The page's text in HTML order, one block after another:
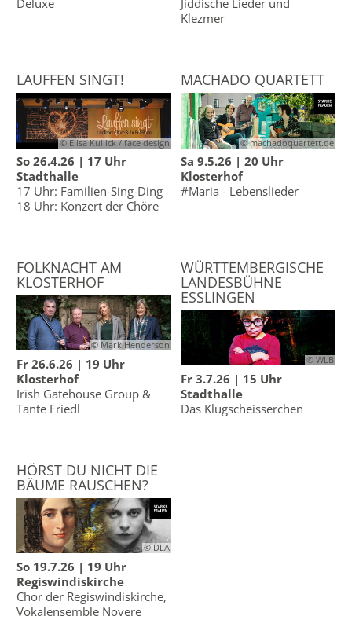
Deluxe
Jiddische Lieder und
Klezmer
LAUFFEN SINGT!
© Elisa Kullick / face design
So 26.4.26 | 17 Uhr
Stadthalle
17 Uhr: Familien-Sing-Ding
18 Uhr: Konzert der Chöre
MACHADO QUARTETT
© machadoquartett.de
Sa 9.5.26 | 20 Uhr
Klosterhof
#Maria - Lebenslieder
FOLKNACHT AM
KLOSTERHOF
© Mark Henderson
Fr 26.6.26 | 19 Uhr
Klosterhof
Irish Gatehouse Group &
Tante Friedl
WÜRTTEMBERGISCHE
LANDESBÜHNE
ESSLINGEN
© WLB
Fr 3.7.26 | 15 Uhr
Stadthalle
Das Klugscheisserchen
HÖRST DU NICHT DIE
BÄUME RAUSCHEN?
© DLA
So 19.7.26 | 19 Uhr
Regiswindiskirche
Chor der Regiswindiskirche,
Vokalensemble Novere